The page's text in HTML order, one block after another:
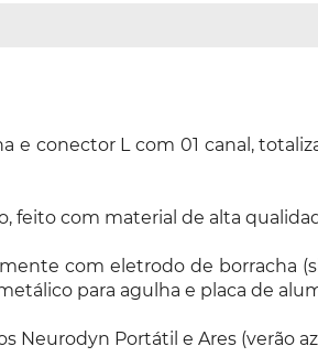
e conector L com 01 canal,
feito com material de alta
com eletrodo de borracha
para agulha e placa de
Neurodyn Portátil e Ares (verão